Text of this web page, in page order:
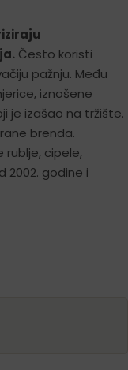
Često koristi
pažnju. Među
iznošene
je izašao na tržište.
brenda.
rublje, cipele,
2002. godine i